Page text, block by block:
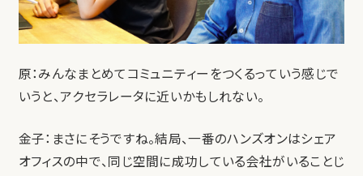
原：みんなまとめてコミュニティーをつくるっていう感じで
いうと、アクセラレータに近いかもしれない。
金子：まさにそうですね。結局、一番のハンズオンはシェア
オフィスの中で、同じ空間に成功している会社がいることじ